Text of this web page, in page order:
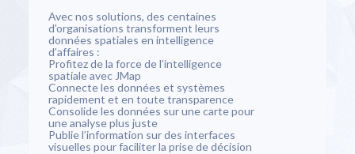
Avec nos solutions, des centaines
d’organisations transforment leurs
données spatiales en intelligence
d’affaires :
Profitez de la force de l’intelligence
spatiale avec JMap
Connecte les données et systèmes
rapidement et en toute transparence
Consolide les données sur une carte pour
une analyse plus juste
Publie l’information sur des interfaces
visuelles pour faciliter la prise de décision